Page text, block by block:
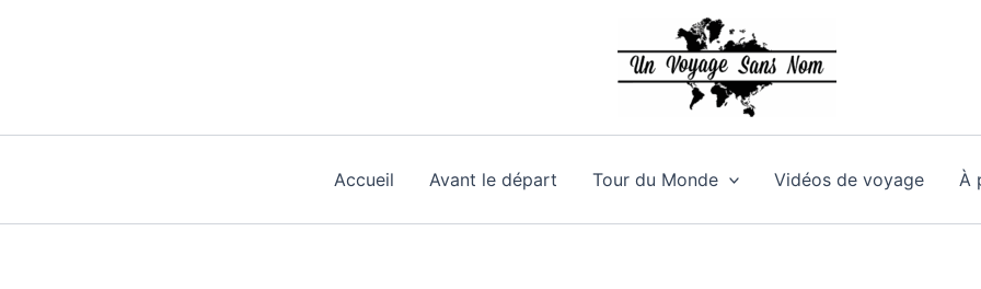
Accueil Avant le départ Tour du Monde Vidéos de voyage À